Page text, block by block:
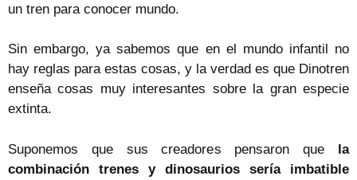
un tren para conocer mundo.
Sin embargo, ya sabemos que en el mundo infantil no
hay reglas para estas cosas, y la verdad es que Dinotren
enseña cosas muy interesantes sobre la gran especie
extinta.
Suponemos que sus creadores pensaron que la
combinación trenes y dinosaurios sería imbatible